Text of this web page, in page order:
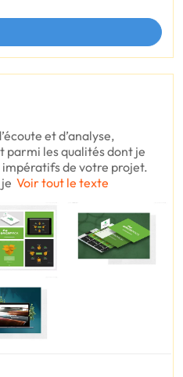
et d’analyse,
les qualités dont je
impératifs de votre projet.
Voir tout le texte